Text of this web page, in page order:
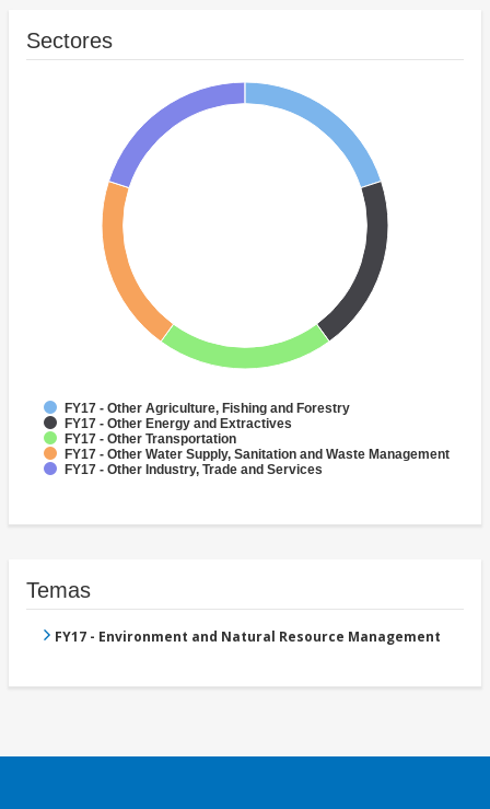
Sectores
FY17 - Other Agriculture, Fishing and Forestry
FY17 - Other Energy and Extractives
FY17 - Other Transportation
FY17 - Other Water Supply, Sanitation and Waste Management
FY17 - Other Industry, Trade and Services
Temas
FY17 - Environment and Natural Resource Management